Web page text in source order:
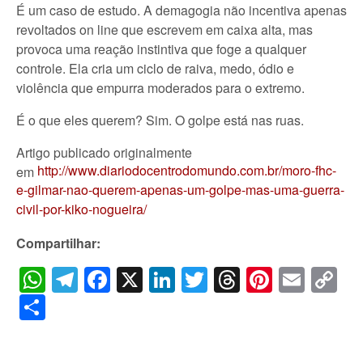
É um caso de estudo. A demagogia não incentiva apenas
revoltados on line que escrevem em caixa alta, mas
provoca uma reação instintiva que foge a qualquer
controle. Ela cria um ciclo de raiva, medo, ódio e
violência que empurra moderados para o extremo.
É o que eles querem? Sim. O golpe está nas ruas.
Artigo publicado originalmente
em http://www.diariodocentrodomundo.com.br/moro-fhc-
e-gilmar-nao-querem-apenas-um-golpe-mas-uma-guerra-
civil-por-kiko-nogueira/
Compartilhar:
WhatsApp
Telegram
Facebook
X LinkedIn
Twitter
Threads